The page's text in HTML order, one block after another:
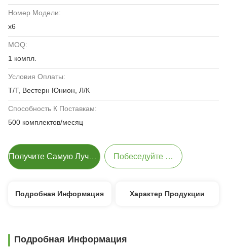
Номер Модели:
х6
MOQ:
1 компл.
Условия Оплаты:
Т/Т, Вестерн Юнион, Л/К
Способность К Поставкам:
500 комплектов/месяц
Получите Самую Лучшую Цену Побеседуйте Теперь
Подробная Информация Характер Продукции
Подробная Информация